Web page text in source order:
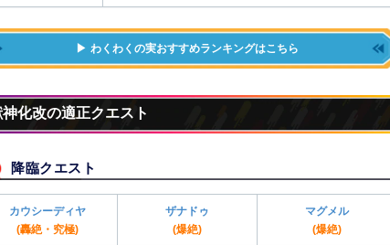
わくわくの実おすすめランキングはこちら
化改の適正クエスト
降臨クエスト
カウシーディヤ
(轟絶・究極)
ザナドゥ
(爆絶)
マグメル
(爆絶)